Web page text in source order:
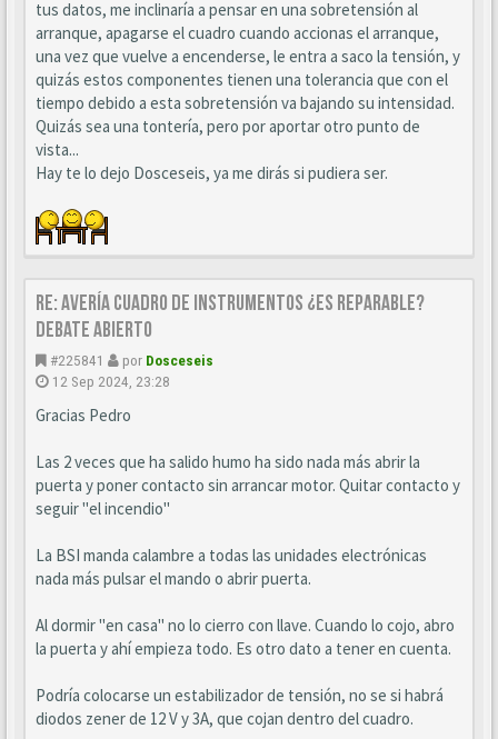
tus datos, me inclinaría a pensar en una sobretensión al
arranque, apagarse el cuadro cuando accionas el arranque,
una vez que vuelve a encenderse, le entra a saco la tensión, y
quizás estos componentes tienen una tolerancia que con el
tiempo debido a esta sobretensión va bajando su intensidad.
Quizás sea una tontería, pero por aportar otro punto de
vista...
Hay te lo dejo Dosceseis, ya me dirás si pudiera ser.
Re: AVERÍA CUADRO DE INSTRUMENTOS ¿ES REPARABLE?
DEBATE ABIERTO
#225841 por Dosceseis
12 Sep 2024, 23:28
Gracias Pedro
Las 2 veces que ha salido humo ha sido nada más abrir la
puerta y poner contacto sin arrancar motor. Quitar contacto y
seguir "el incendio"
La BSI manda calambre a todas las unidades electrónicas
nada más pulsar el mando o abrir puerta.
Al dormir "en casa" no lo cierro con llave. Cuando lo cojo, abro
la puerta y ahí empieza todo. Es otro dato a tener en cuenta.
Podría colocarse un estabilizador de tensión, no se si habrá
diodos zener de 12 V y 3A, que cojan dentro del cuadro.